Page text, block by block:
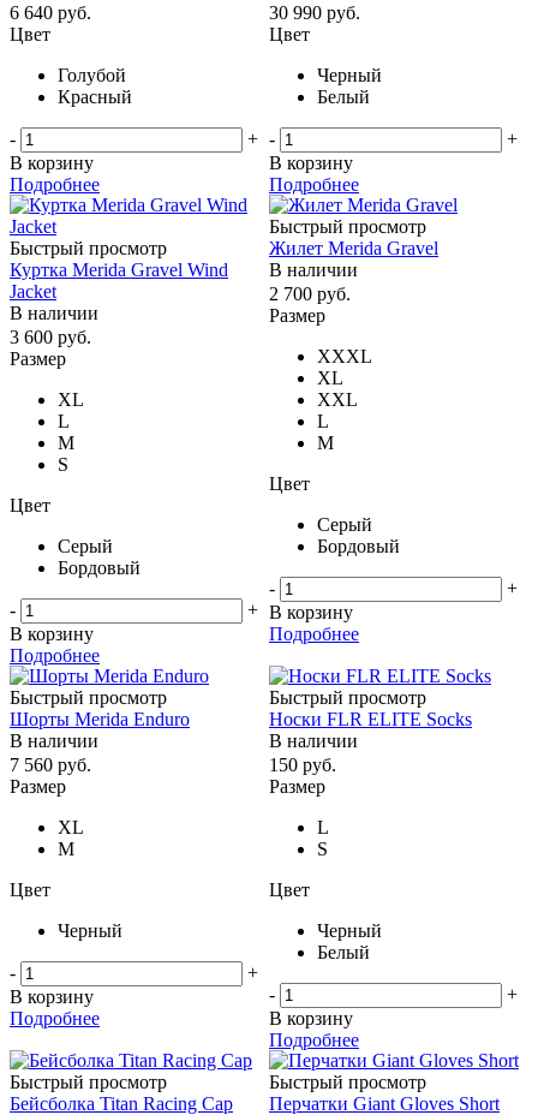
6 640 руб.
Цвет
Голубой
Красный
-
+
В корзину
Подробнее
30 990 руб.
Цвет
Черный
Белый
-
+
В корзину
Подробнее
Быстрый просмотр
Куртка Merida Gravel Wind
Jacket
В наличии
3 600 руб.
Размер
XL
L
M
S
Цвет
Серый
Бордовый
-
+
В корзину
Подробнее
Быстрый просмотр
Жилет Merida Gravel
В наличии
2 700 руб.
Размер
XXXL
XL
XXL
L
M
Цвет
Серый
Бордовый
-
+
В корзину
Подробнее
Быстрый просмотр
Шорты Merida Enduro
В наличии
7 560 руб.
Размер
XL
M
Цвет
Черный
-
+
В корзину
Подробнее
Быстрый просмотр
Носки FLR ELITE Socks
В наличии
150 руб.
Размер
L
S
Цвет
Черный
Белый
-
+
В корзину
Подробнее
Быстрый просмотр
Бейсболка Titan Racing Cap
Быстрый просмотр
Перчатки Giant Gloves Short